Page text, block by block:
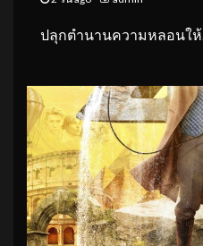
ปลุกตำนานความหลอนให้...